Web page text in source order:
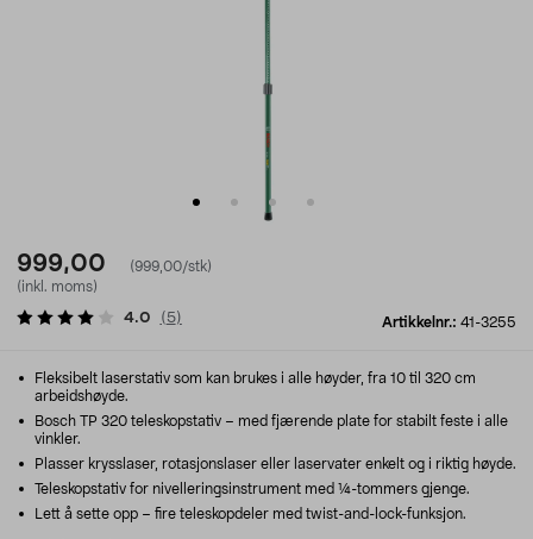
999,00
(999,00/stk)
(inkl. moms)
Artikkelnr.: 41-3255
4.0 ( 5)
Fleksibelt laserstativ som kan brukes i alle høyder, fra 10 til 320 cm
arbeidshøyde.
Bosch TP 320 teleskopstativ – med fjærende plate for stabilt feste i alle
vinkler.
Plasser krysslaser, rotasjonslaser eller laservater enkelt og i riktig høyde.
Teleskopstativ for nivelleringsinstrument med ¼-tommers gjenge.
Lett å sette opp – fire teleskopdeler med twist-and-lock-funksjon.